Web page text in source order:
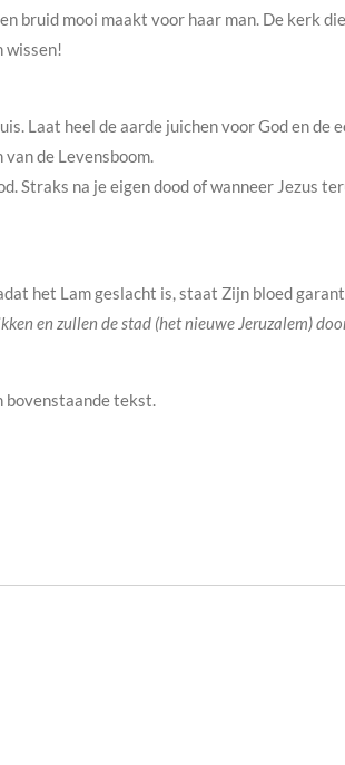
bruid mooi maakt voor haar man. De kerk
wissen!
Laat heel de aarde juichen voor God en de
de Levensboom.
Straks na je eigen dood of wanneer Jezus
het Lam geslacht is, staat Zijn bloed
en zullen de stad (het nieuwe Jeruzalem)
bovenstaande tekst.